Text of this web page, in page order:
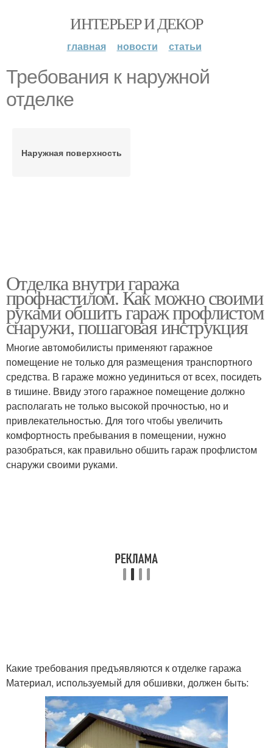
ИНТЕРЬЕР И ДЕКОР
главная новости статьи
Требования к наружной
отделке
Наружная поверхность
Отделка внутри гаража
профнастилом. Как можно своими
руками обшить гараж профлистом
снаружи, пошаговая инструкция
Многие автомобилисты применяют гаражное
помещение не только для размещения транспортного
средства. В гараже можно уединиться от всех, посидеть
в тишине. Ввиду этого гаражное помещение должно
располагать не только высокой прочностью, но и
привлекательностью. Для того чтобы увеличить
комфортность пребывания в помещении, нужно
разобраться, как правильно обшить гараж профлистом
снаружи своими руками.
Какие требования предъявляются к отделке гаража
Материал, используемый для обшивки, должен быть: